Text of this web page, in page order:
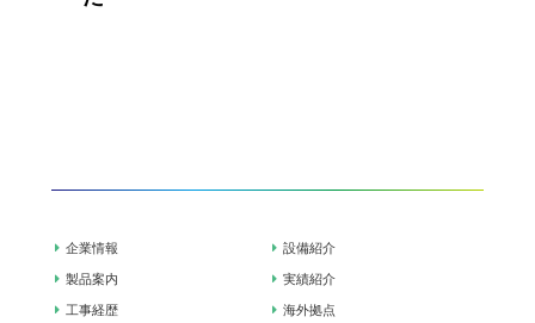
企業情報 設備紹介
製品案内 実績紹介
工事経歴 海外拠点